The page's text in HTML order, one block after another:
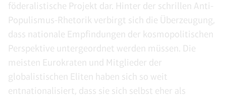
föderalistische Projekt dar. Hinter der schrillen Anti-
Populismus-Rhetorik verbirgt sich die Überzeugung,
dass nationale Empfindungen der kosmopolitischen
Perspektive untergeordnet werden müssen. Die
meisten Eurokraten und Mitglieder der
globalistischen Eliten haben sich so weit
entnationalisiert, dass sie sich selbst eher als